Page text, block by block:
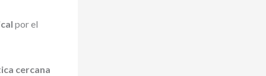
por el
cercana